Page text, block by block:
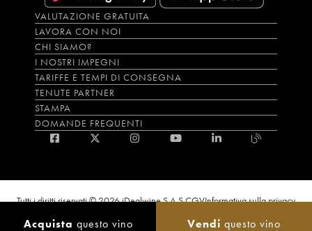
Acquista questo vino Vendi questo vino
VALUTAZIONE GRATUITA
LAVORA CON NOI
CHI SIAMO?
I NOSTRI IMPEGNI
TARIFFE E TEMPI DI CONSEGNA
TENUTE PARTNER
STAMPA
DOMANDE FREQUENTI
Tutti i diritti riservati © 2026 iDealwine S.A.S.CGVInformativa sulla privacy
sito e dei servizi annessi è riservato solo agli utenti maggiorenni.